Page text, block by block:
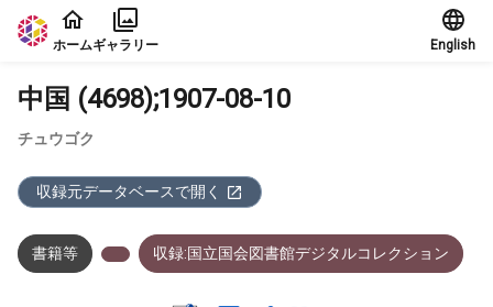
本文に飛ぶ
ホームギャラリー English
中国 (4698);1907-08-10
チュウゴク
収録元データベースで開く
書籍等 収録:国立国会図書館デジタルコレクション